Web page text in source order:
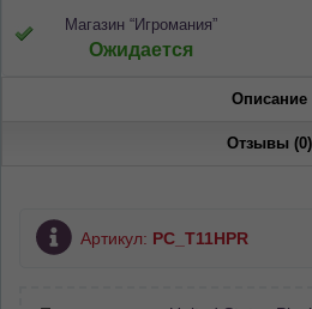
Магазин “Игромания”
Ожидается
Описание
Отзывы (0)
Артикул: PC_T11HPR